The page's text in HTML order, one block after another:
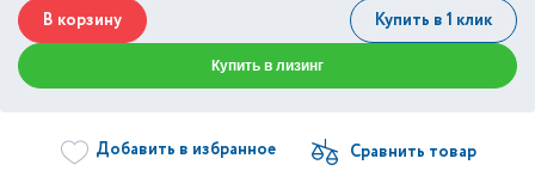
В корзину Купить в 1 клик
Купить в лизинг
Добавить в избранное